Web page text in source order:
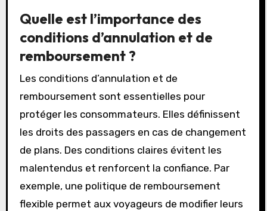
Quelle est l’importance des
conditions d’annulation et de
remboursement ?
Les conditions d’annulation et de
remboursement sont essentielles pour
protéger les consommateurs. Elles définissent
les droits des passagers en cas de changement
de plans. Des conditions claires évitent les
malentendus et renforcent la confiance. Par
exemple, une politique de remboursement
flexible permet aux voyageurs de modifier leurs